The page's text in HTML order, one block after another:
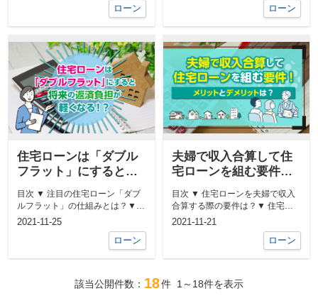
ローン
ローン
住宅ローンは「ダブル
フラット」にすると将
来の返済負担が軽くな
る！？
目次 ▼ 注目の住宅ローン「ダブ
ルフラット」の仕組みとは？▼
住宅ローンを「ダブルフラット」
2021-11-25
ローン
夫婦で収入合算して住
宅ローンを組む要件！
メリットとデメリット
は？
目次 ▼ 住宅ローンを夫婦で収入
合算する際の要件は？▼ 住宅ロ
ーンを夫婦で収入合算するメリッ
2021-11-21
ローン
該当公開件数： 18件 1～18件を表示